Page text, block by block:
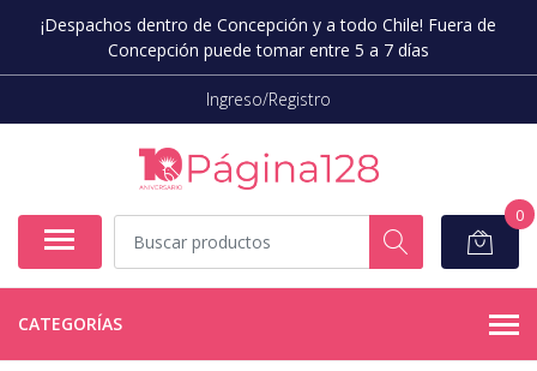
¡Despachos dentro de Concepción y a todo Chile! Fuera de
Concepción puede tomar entre 5 a 7 días
Ingreso/Registro
0
CATEGORÍAS